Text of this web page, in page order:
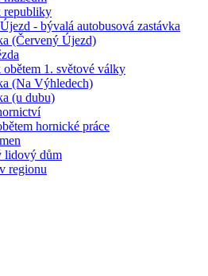
republiky
- bývalá autobusová zastávka
(Červený Újezd)
obětem 1. světové války
(Na Výhledech)
(u dubu)
hornické práce
lidový dům
regionu